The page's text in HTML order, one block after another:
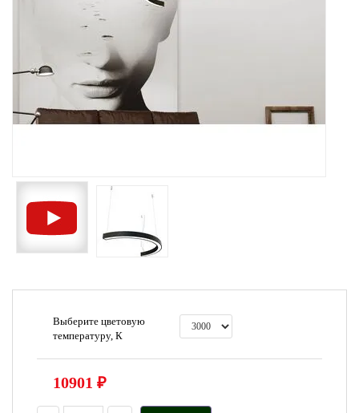
Выберите цветовую
температуру, К
10901 ₽